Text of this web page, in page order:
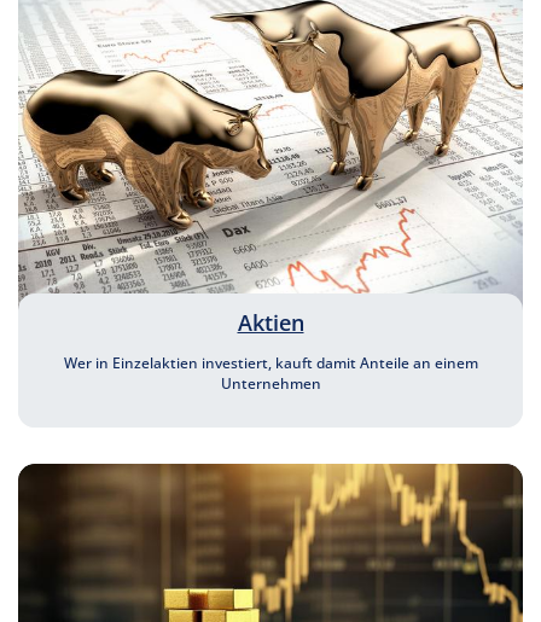
Aktien
Wer in Einzelaktien investiert, kauft damit Anteile an einem
Unternehmen